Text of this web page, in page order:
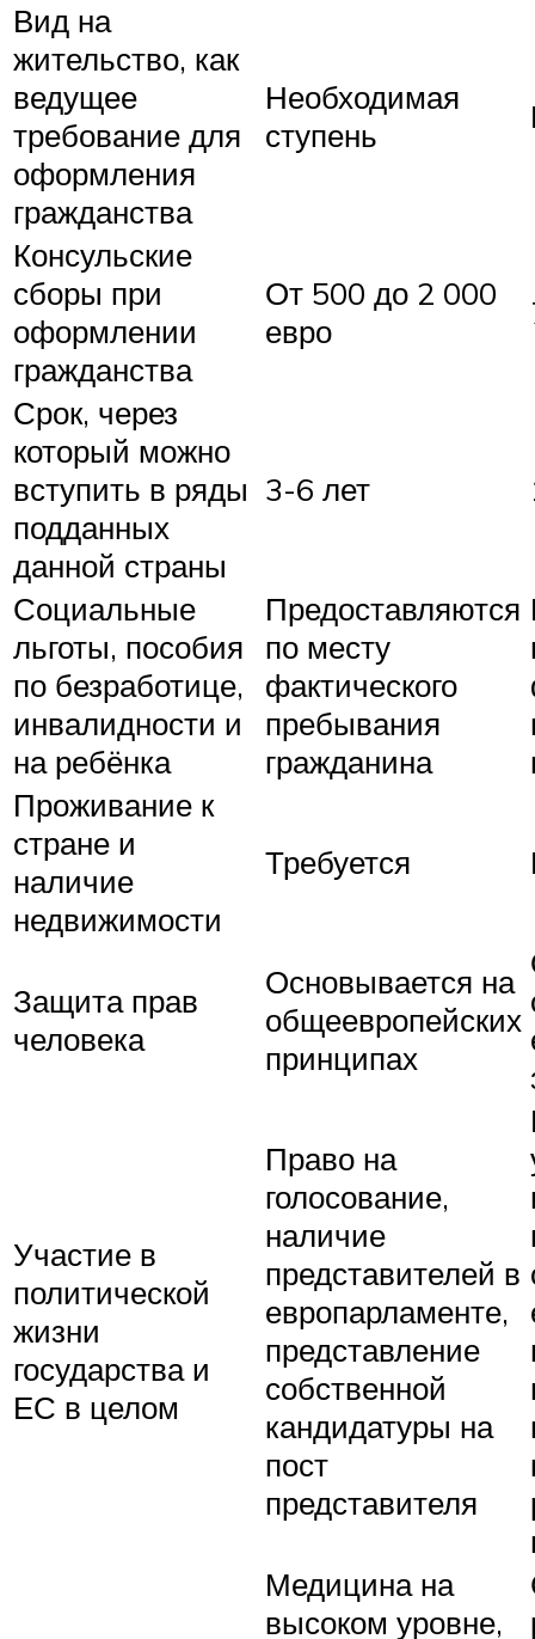
Вид на
жительство, как
ведущее
требование для
оформления
гражданства
Необходимая
ступень
Консульские
сборы при
оформлении
гражданства
От 500 до 2 000
евро
Срок, через
который можно
вступить в ряды
подданных
данной страны
3-6 лет
Социальные
льготы, пособия
по безработице,
инвалидности и
на ребёнка
Предоставляются
по месту
фактического
пребывания
гражданина
Проживание к
стране и
наличие
недвижимости
Требуется
Защита прав
человека
Основывается на
общеевропейских
принципах
Участие в
политической
жизни
государства и
ЕС в целом
Право на
голосование,
наличие
представителей в
европарламенте,
представление
собственной
кандидатуры на
пост
представителя
Медицина на
высоком уровне,